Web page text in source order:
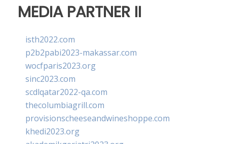
MEDIA PARTNER II
isth2022.com
p2b2pabi2023-makassar.com
wocfparis2023.org
sinc2023.com
scdlqatar2022-qa.com
thecolumbiagrill.com
provisionscheeseandwineshoppe.com
khedi2023.org